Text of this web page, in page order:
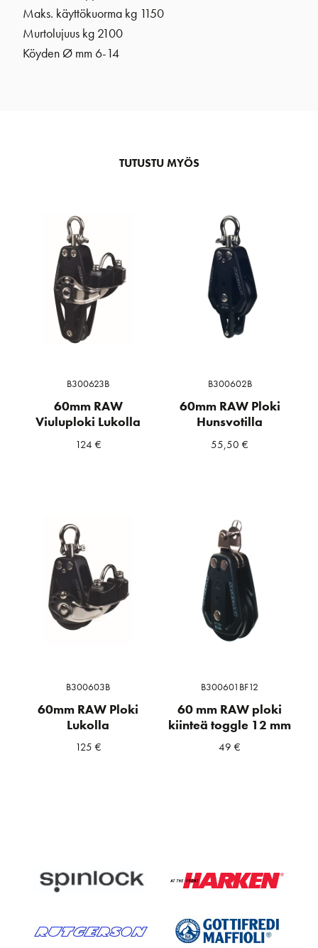
Maks. käyttökuorma kg 1150
Murtolujuus kg 2100
Köyden Ø mm 6-14
TUTUSTU MYÖS
B300623B
60mm RAW
Viuluploki Lukolla
124 €
B300602B
60mm RAW Ploki
Hunsvotilla
55,50€
B300603B
60mm RAW Ploki
Lukolla
125 €
B300601BF12
60 mm RAW ploki
kiinteä toggle 12 mm
49€